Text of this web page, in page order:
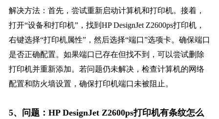
解决方法：首先，尝试重新启动计算机和打印机。接着，
打开“设备和打印机”，找到HP DesignJet Z2600ps打印机，
右键选择“打印机属性”，然后选择“端口”选项卡。确保端口
是否正确配置。如果端口已存在但找不到，可以尝试删除
打印机并重新添加。若问题仍未解决，检查计算机的网络
配置和防火墙设置，确保打印机端口未被阻止。
5、问题：HP DesignJet Z2600ps打印机有条纹怎么